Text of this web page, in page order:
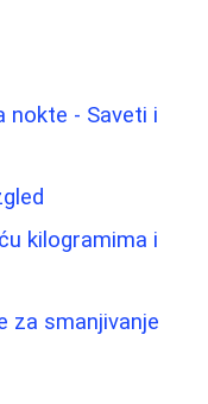
nokte - Saveti i
kilogramima i
za smanjivanje